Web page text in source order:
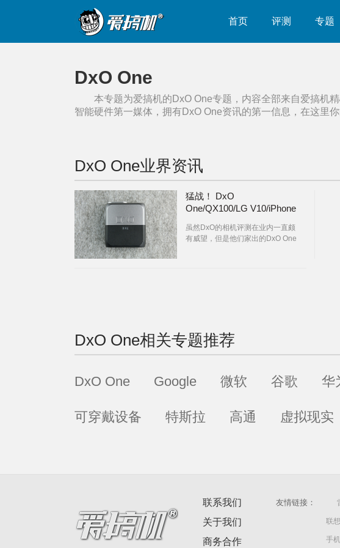
首页 评测 专题
DxO One
本专题为爱搞机的 DxO One专题，内容全部来自爱搞机
智能硬件第一媒体，拥有DxO One资讯的第一信息，在这里
DxO One业界资讯
猛战！ DxO
One/QX100/LG V10/iPhone
虽然DxO的相机评测在业内一直颇
有威望，但是他们家出的DxO One
DxO One相关专题推荐
DxO One Google 微软 谷歌 华
可穿戴设备 特斯拉 高通 虚拟现实
联系我们
关于我们
商务合作
友情链接：
联
手